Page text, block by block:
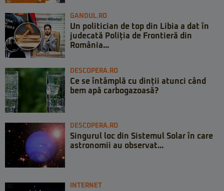
GANDUL.RO
Un politician de top din Libia a dat în
judecată Poliția de Frontieră din
România...
DESCOPERA.RO
Ce se întâmplă cu dinții atunci când
bem apă carbogazoasă?
DESCOPERA.RO
Singurul loc din Sistemul Solar în care
astronomii au observat...
INTERNET